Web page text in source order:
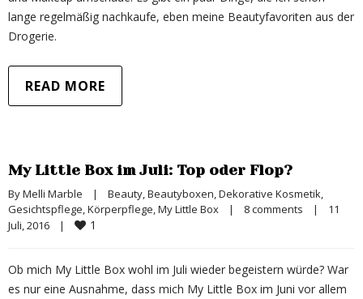
lange regelmäßig nachkaufe, eben meine Beautyfavoriten aus der
Drogerie.
READ MORE
My Little Box im Juli: Top oder Flop?
By Melli Marble | Beauty, Beautyboxen, Dekorative Kosmetik
Gesichtspflege, Körperpflege, My Little Box | 8 comments |
11
Juli, 2016
| 1
Ob mich My Little Box wohl im Juli wieder begeistern würde? War
es nur eine Ausnahme, dass mich My Little Box im Juni vor allem